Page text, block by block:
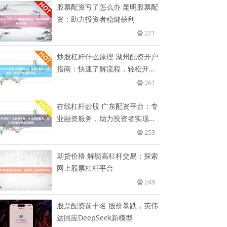
股票配资亏了怎么办 昆明股票配
资：助力投资者稳健获利
271
炒股杠杆什么原理 湖州配资开户
指南：快速了解流程，轻松开启
261
在线杠杆炒股 广东配资平台：专
业融资服务，助力投资者实现财
253
期货价格 解锁高杠杆交易：探索
网上股票杠杆平台
249
股票配资前十名 股价暴跌，英伟
达回应DeepSeek新模型